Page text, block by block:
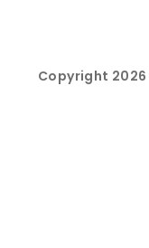
Copyright 2026